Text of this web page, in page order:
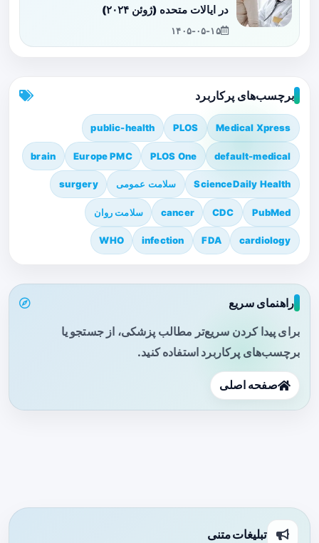
در ایالات متحده (ژوئن ۲۰۲۴)
۱۴۰۵-۰۵-۱۵
برچسب‌های پرکاربرد
Medical Xpress
PLOS
public-health
default-medical
PLOS One
Europe PMC
brain
ScienceDaily Health سلامت عمومی surgery
PubMed
CDC
cancer سلامت روان
cardiology
FDA
infection
WHO
راهنمای سریع
برای پیدا کردن سریع‌تر مطالب پزشکی، از جستجو یا
برچسب‌های پرکاربرد استفاده کنید.
صفحه اصلی
تبلیغات متنی